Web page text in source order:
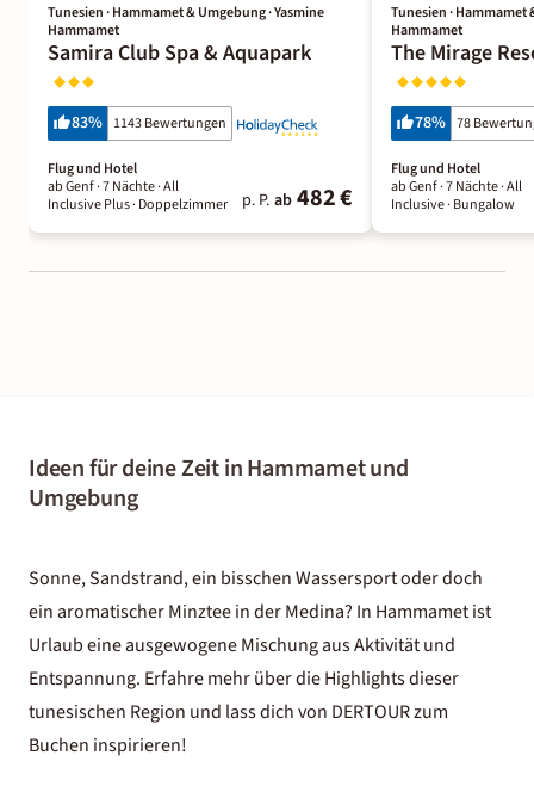
Tunesien · Hammamet & Umgebung · Yasmine
Hammamet
Samira Club Spa & Aquapark
83% 1143 Bewertungen
Flug und Hotel
ab Genf ·7 Nächte· All
Inclusive Plus· Doppelzimmer p. P. ab 482 €
Tunesien · Hammamet
Hammamet
The Mirage
78% 78
Flug und Hotel
ab Genf ·7 Nächte· All
Inclusive· Bungalow
Ideen für deine Zeit in Hammamet und
Umgebung
Sonne, Sandstrand, ein bisschen Wassersport oder doch
ein aromatischer Minztee in der Medina? In Hammamet ist
Urlaub eine ausgewogene Mischung aus Aktivität und
Entspannung. Erfahre mehr über die Highlights dieser
tunesischen Region und lass dich von DERTOUR zum
Buchen inspirieren!